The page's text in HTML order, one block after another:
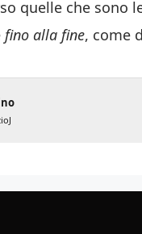
quelle che sono
fino alla fine, come